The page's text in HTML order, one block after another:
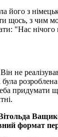
його з
щось, з чим
"Нас
не
придумати
формат